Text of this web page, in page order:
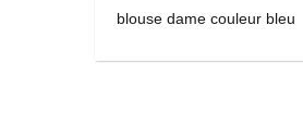
blouse dame couleur bleu